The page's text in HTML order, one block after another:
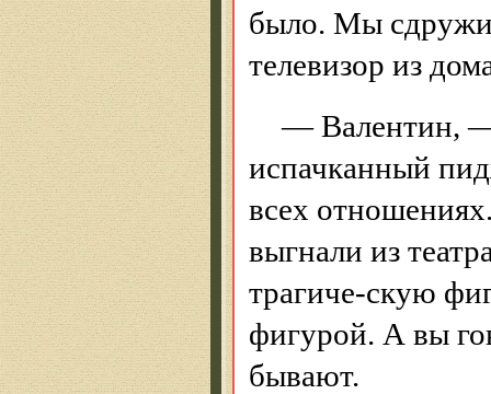
было. Мы
телевизор из
— Валентин, —
испачканный
всех
выгнали из
трагиче-скую
фигурой. А вы
бывают.